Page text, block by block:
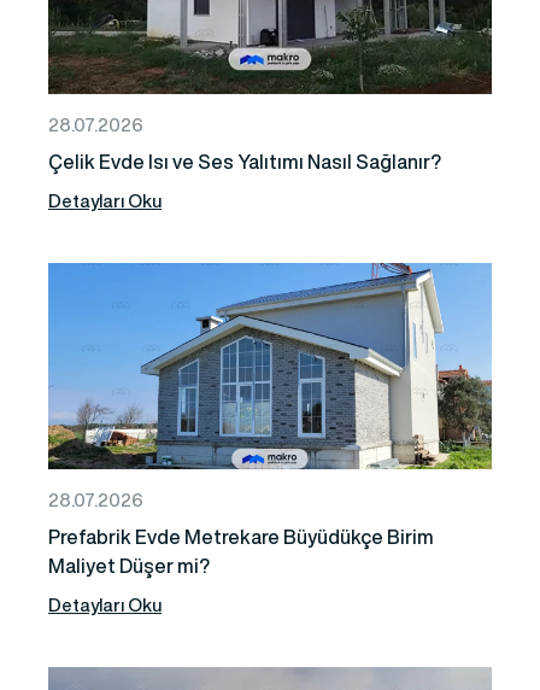
28.07.2026
Çelik Evde Isı ve Ses Yalıtımı Nasıl Sağlanır?
Detayları Oku
28.07.2026
Prefabrik Evde Metrekare Büyüdükçe Birim
Maliyet Düşer mi?
Detayları Oku